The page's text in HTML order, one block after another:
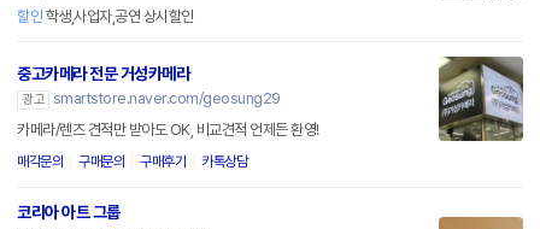
할인 학생,사업자,공연 상시할인
중고카메라 전문 거성카메라
광고 smartstore.naver.com/geosung29
카메라/렌즈 견적만 받아도 OK, 비교견적 언제든 환영!
매각문의 구매문의 구매후기 카톡상담
코리아 아트 그룹